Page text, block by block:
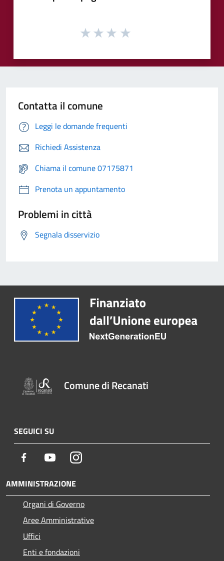
Contatta il comune
Leggi le domande frequenti
Richiedi Assistenza
Chiama il comune 07175871
Prenota un appuntamento
Problemi in città
Segnala disservizio
Comune di Recanati
SEGUICI SU
Facebook YoutubeInstagram
AMMINISTRAZIONE
Organi di Governo
Aree Amministrative
Uffici
Enti e fondazioni